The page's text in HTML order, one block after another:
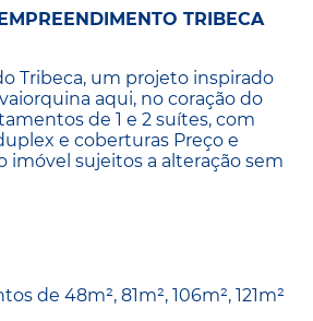
TRIBECA
Tribeca, um projeto inspirado
aqui, no coração do
de 1 e 2 suítes, com
e coberturas Preço e
imóvel sujeitos a alteração sem
de 48m², 81m², 106m², 121m²